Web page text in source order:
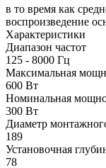
в то время как
воспроизведение
Характеристики
Диапазон частот
125 - 8000 Гц
Максимальная
600 Вт
Номинальная
300 Вт
Диаметр
189
Установочная
78